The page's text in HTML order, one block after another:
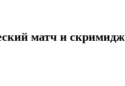
матч и скримидж